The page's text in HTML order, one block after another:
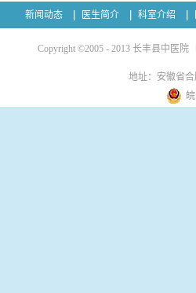
新闻动态 医生简介 科室介绍
Copyright ©2005 - 2013 长丰县中医院
地址：安徽省